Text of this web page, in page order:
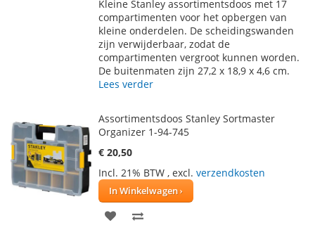
AAN
VERLANGLIJST
TE
VERGELIJKEN
Kleine Stanley assortimentsdoos met 17
compartimenten voor het opbergen van
kleine onderdelen. De scheidingswanden
zijn verwijderbaar, zodat de
compartimenten vergroot kunnen worden.
De buitenmaten zijn 27,2 x 18,9 x 4,6 cm.
Lees verder
Assortimentsdoos Stanley Sortmaster
Organizer 1-94-745
€ 20,50
Incl. 21% BTW , excl. verzendkosten
In Winkelwagen
VOEG